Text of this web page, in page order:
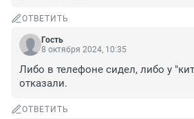
ОТВЕТИТЬ
Гость
8 октября 2024, 10:35
Либо в телефоне сидел, либо у
отказали.
ОТВЕТИТЬ